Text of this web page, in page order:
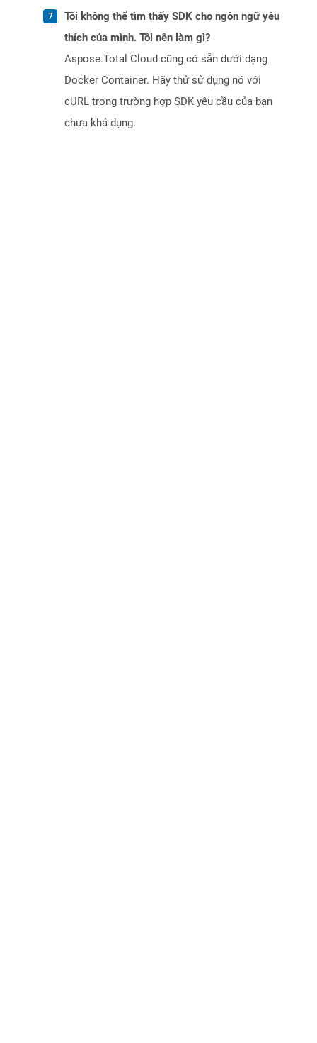
Tôi không thể tìm thấy SDK cho ngôn ngữ yêu
thích của mình. Tôi nên làm gì?
Aspose.Total Cloud cũng có sẵn dưới dạng
Docker Container. Hãy thử sử dụng nó với
cURL trong trường hợp SDK yêu cầu của bạn
chưa khả dụng.